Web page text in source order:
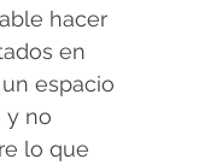
hacer
en
espacio
y no
lo que